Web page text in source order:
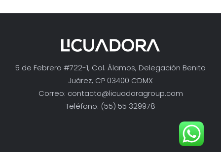
5 de Febrero #722-1, Col. Álamos, Delegación Benito
Juárez, CP 03400 CDMX
Correo: contacto@licuadoragroup.com
Teléfono: (55) 55 329978